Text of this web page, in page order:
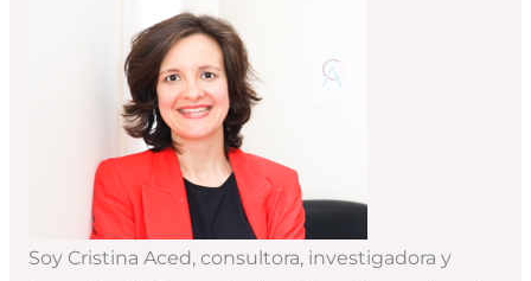
Soy Cristina Aced, consultora, investigadora y